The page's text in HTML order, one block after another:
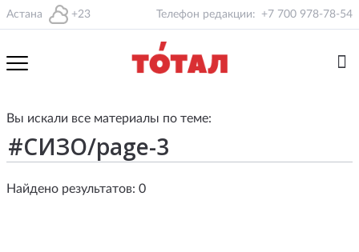
Астана +23 Телефон редакции: +7 700 978-78-54
Вы искали все материалы по теме:
Найдено результатов: 0